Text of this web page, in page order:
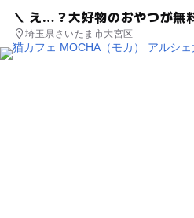
＼ え…？大好物のおやつが無
埼玉県さいたま市大宮区